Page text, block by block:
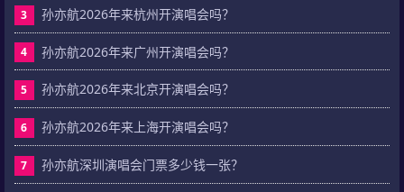
3 孙亦航2026年来杭州开演唱会吗？
4 孙亦航2026年来广州开演唱会吗？
5 孙亦航2026年来北京开演唱会吗？
6 孙亦航2026年来上海开演唱会吗？
7 孙亦航深圳演唱会门票多少钱一张？